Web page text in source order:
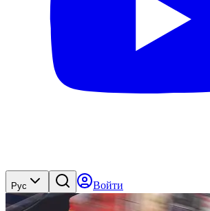
Рус Войти